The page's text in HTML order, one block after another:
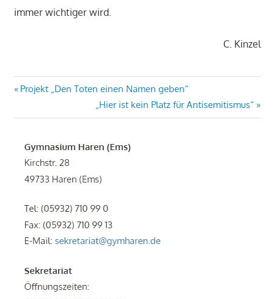
immer wichtiger wird.
C. Kinzel
Beitragsnavigation
Vorheriger
Projekt „Den Toten einen Namen geben“
Nächster
Beitrag:
„Hier ist kein Platz für Antisemitismus“